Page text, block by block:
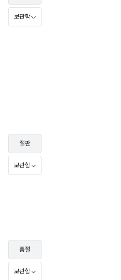
보관함
절판
보관함
품절
보관함